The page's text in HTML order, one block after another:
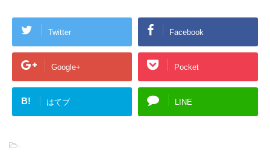
Twitter Facebook
Google+ Pocket
B! はてブ LINE
-